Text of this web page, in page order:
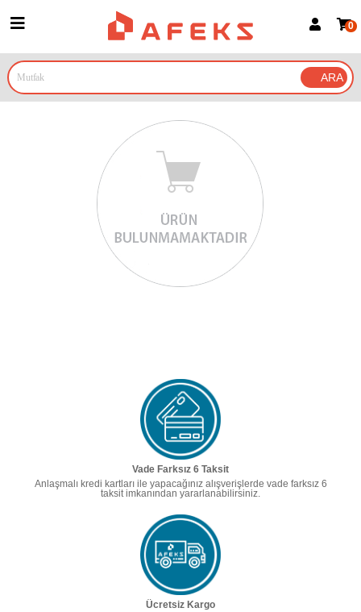
Google İle Bağlan
0
Vade Farksız 6 Taksit
Anlaşmalı kredi kartları ile yapacağınız alışverişlerde vade farksız 6
taksit imkanından yararlanabilirsiniz.
Ücretsiz Kargo